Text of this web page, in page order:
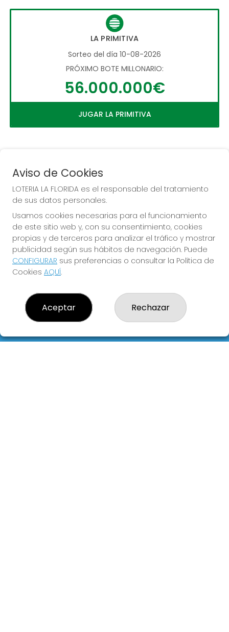
LA PRIMITIVA
Sorteo del día 10-08-2026
PRÓXIMO BOTE MILLONARIO:
56.000.000€
JUGAR LA PRIMITIVA
COMPRA EN LOTERIA LA
FLORIDA
Y QUE LAS MEIGAS TE
Aviso de Cookies
LOTERIA LA FLORIDA es el responsable del tratamiento
de sus datos personales.
Usamos cookies necesarias para el funcionamiento
de este sitio web y, con su consentimiento, cookies
propias y de terceros para analizar el tráfico y mostrar
publicidad según sus hábitos de navegación. Puede
CONFIGURAR sus preferencias o consultar la Política de
Cookies AQUÍ.
Aceptar Rechazar